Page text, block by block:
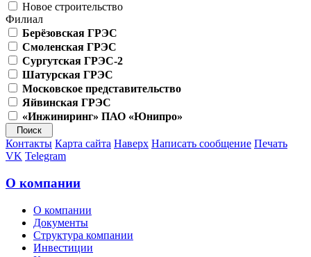
Новое строительство
Филиал
Берёзовская ГРЭС
Смоленская ГРЭС
Сургутская ГРЭС-2
Шатурская ГРЭС
Московское представительство
Яйвинская ГРЭС
«Инжиниринг» ПАО «Юнипро»
Контакты Карта сайта Наверх Написать сообщение Печать
VK Telegram
О компании
О компании
Документы
Структура компании
Инвестиции